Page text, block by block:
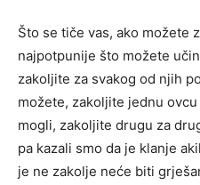
Što se tiče vas, ako možete
najpotpunije što možete
zakoljite za svakog od njih
možete, zakoljite jednu
mogli, zakoljite drugu za
pa kazali smo da je klanje
je ne zakolje neće biti